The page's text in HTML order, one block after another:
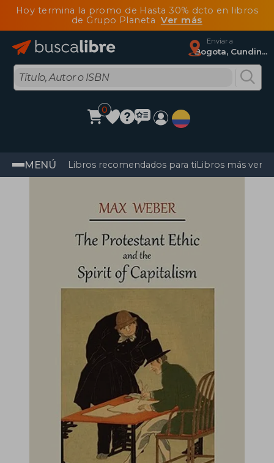
Hoy termina la promo de Hasta 30% dcto en libros
de Grupo Planeta Ver más
Enviar a
Bogota, Cundinamarca
0
MENÚ Libros recomendados para tiLibros más